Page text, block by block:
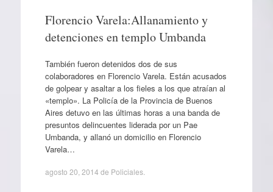
Florencio Varela:Allanamiento y
detenciones en templo Umbanda
También fueron detenidos dos de sus
colaboradores en Florencio Varela. Están acusados
de golpear y asaltar a los fieles a los que atraían al
«templo». La Policía de la Provincia de Buenos
Aires detuvo en las últimas horas a una banda de
presuntos delincuentes liderada por un Pae
Umbanda, y allanó un domicilio en Florencio
Varela…
agosto 20, 2014 de Policiales.